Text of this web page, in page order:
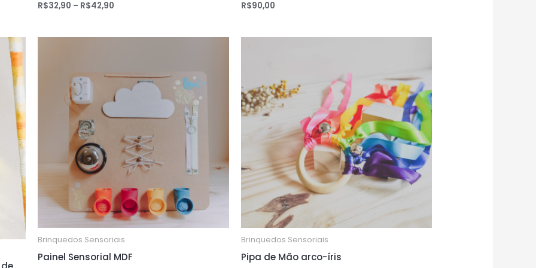
Avaliação
0
R$32,90 – R$42,90
Avaliação
0
R$90,00
Brinquedos Sensoriais
Painel Sensorial MDF
Brinquedos Sensoriais
Pipa de Mão arco-íris